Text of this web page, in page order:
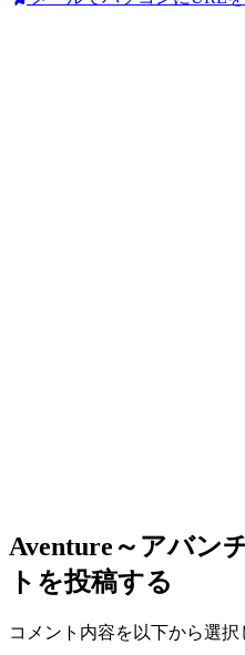
Aventure～アバン
トを投稿する
コメント内容を以下から選択